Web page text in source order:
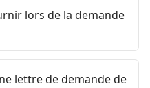
lors de la demande
lettre de demande de